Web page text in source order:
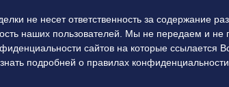
не несет ответственность за содержание
наших пользователей. Мы не передаем и
сайтов на которые
подробней о правилах